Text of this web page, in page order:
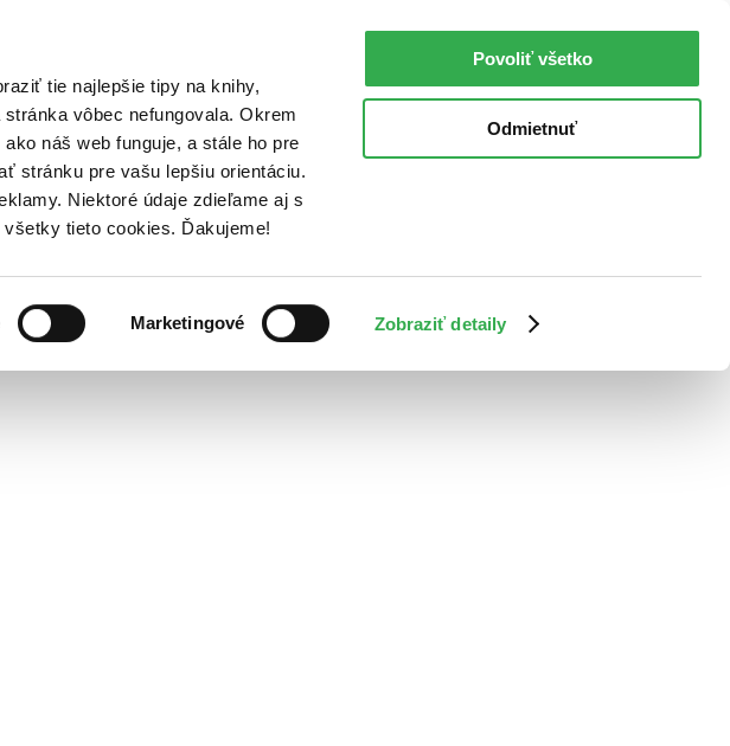
tie najlepšie tipy na knihy,
vôbec nefungovala. Okrem
náš web funguje, a stále ho pre
stránku pre vašu lepšiu orientáciu.
Niektoré údaje zdieľame aj s
tieto cookies. Ďakujeme!
Marketingové Zobraziť detaily
Povoliť všetko
Odmietnuť